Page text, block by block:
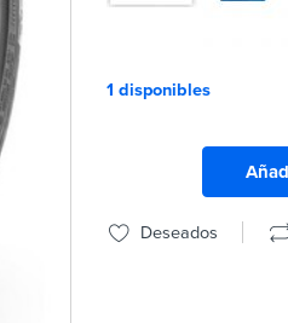
1 disponibles
Deseados